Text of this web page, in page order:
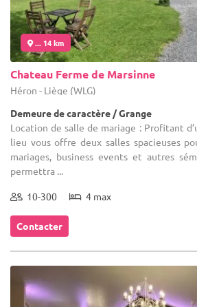
... 14 km
Chateau Ferme de Marsinne
Héron - Liège (WLG)
Demeure de caractère / Grange
Location de salle de mariage : Profitant
lieu vous offre deux salles spacieuses
mariages, business events et autres
permettra ...
10-300 4 max
Contacter